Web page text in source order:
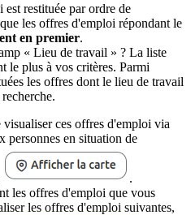
restituée par ordre de
les offres d'emploi répondant le
en premier.
« Lieu de travail » ? La liste
le plus à vos critères. Parmi
les offres dont le lieu de travail
ces offres d'emploi via
personnes en situation de
.
les offres d'emploi que vous
les offres d'emploi suivantes,